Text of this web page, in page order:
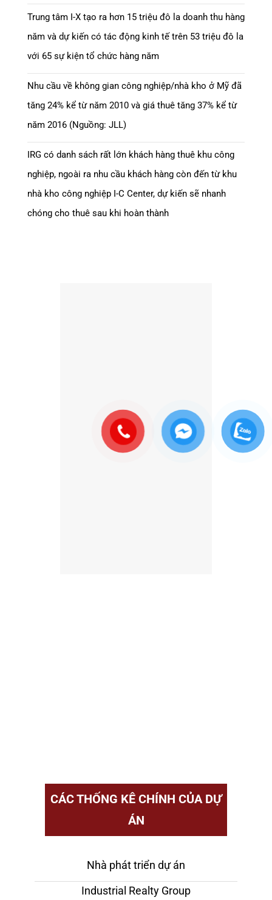
Trung tâm I-X tạo ra hơn 15 triệu đô la doanh thu hàng
năm và dự kiến có tác động kinh tế trên 53 triệu đô la
với 65 sự kiện tổ chức hàng năm
Nhu cầu về không gian công nghiệp/nhà kho ở Mỹ đã
tăng 24% kể từ năm 2010 và giá thuê tăng 37% kể từ
năm 2016 (Nguồng: JLL)
IRG có danh sách rất lớn khách hàng thuê khu công
nghiệp, ngoài ra nhu cầu khách hàng còn đến từ khu
nhà kho công nghiệp I-C Center, dự kiến sẽ nhanh
chóng cho thuê sau khi hoàn thành
CÁC THỐNG KÊ CHÍNH CỦA DỰ
ÁN
Nhà phát triển dự án
Industrial Realty Group